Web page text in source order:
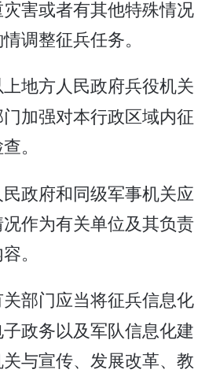
害或者有其他特殊情况
调整征兵任务。
地方人民政府兵役机关
加强对本行政区域内征
。
政府和同级军事机关应
作为有关单位及其负责
。
部门应当将征兵信息化
政务以及军队信息化建
与宣传、发展改革、教